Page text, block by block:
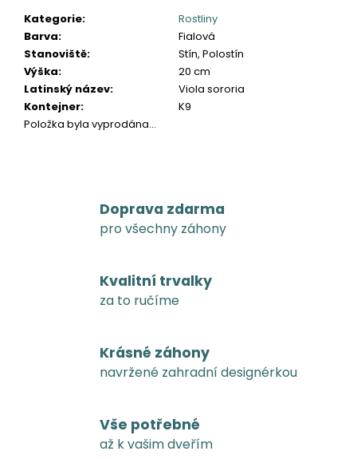
Kategorie:
Rostliny
Barva:
Fialová
Stanoviště:
Stín, Polostín
Výška:
20 cm
Latinský název:
Viola sororia
Kontejner:
K9
Položka byla vyprodána…
Doprava zdarma
pro všechny záhony
Kvalitní trvalky
za to ručíme
Krásné záhony
navržené zahradní designérkou
Vše potřebné
až k vašim dveřím